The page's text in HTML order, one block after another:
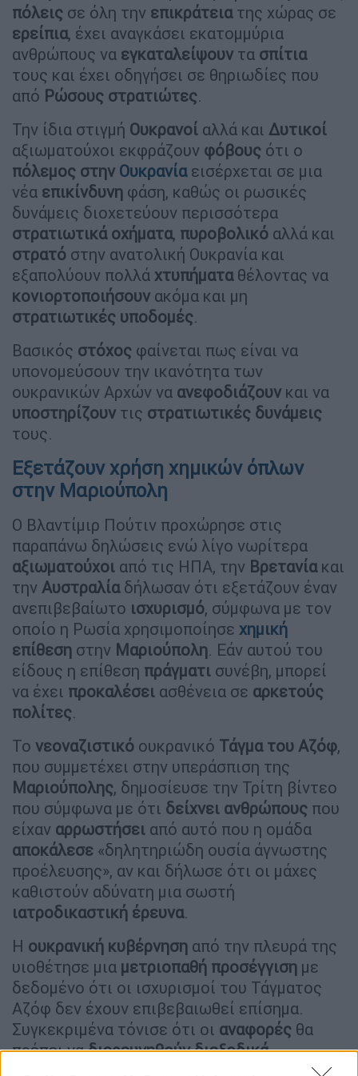
πόλεις σε όλη την επικράτειατης χώρας σε
ερείπια, έχει αναγκάσει εκατομμύρια
ανθρώπους να εγκαταλείψουν τα σπίτια
τους και έχει οδηγήσει σε θηριωδίες που
από Ρώσους στρατιώτες.
Την ίδια στιγμή Ουκρανοί αλλά και Δυτικοί
αξιωματούχοι εκφράζουν φόβους ότι ο
πόλεμος στην Ουκρανία εισέρχεται σε μια
νέα επικίνδυνη φάση, καθώς οι ρωσικές
δυνάμεις διοχετεύουν περισσότερα
στρατιωτικά οχήματα, πυροβολικό αλλά και
στρατό στην ανατολική Ουκρανία και
εξαπολύουν πολλά χτυπήματαθέλοντας να
κονιορτοποιήσουν ακόμα και μη
στρατιωτικές υποδομές.
Βασικός στόχος φαίνεται πως είναι να
υπονομεύσουν την ικανότητα των
ουκρανικών Αρχών να ανεφοδιάζουν και να
υποστηρίζουν τις στρατιωτικές δυνάμεις
τους.
Εξετάζουν χρήση χημικών όπλων
στην Μαριούπολη
Ο Βλαντίμιρ Πούτιν προχώρησε στις
παραπάνω δηλώσεις ενώ λίγο νωρίτερα
αξιωματούχοι από τις ΗΠΑ, την Βρετανίακαι
την Αυστραλίαδήλωσαν ότι εξετάζουν έναν
ανεπιβεβαίωτο ισχυρισμό, σύμφωνα με τον
οποίο η Ρωσία χρησιμοποίησε χημική
επίθεση στην Μαριούπολη. Εάν αυτού του
είδους η επίθεση πράγματι συνέβη, μπορεί
να έχει προκαλέσει ασθένεια σε αρκετούς
πολίτες.
Το νεοναζιστικό ουκρανικό Τάγμα του Αζόφ,
που συμμετέχει στην υπεράσπιση της
Μαριούπολης, δημοσίευσε την Τρίτη βίντεο
που σύμφωνα με ότι δείχνει ανθρώπους που
είχαν αρρωστήσει από αυτό που η ομάδα
αποκάλεσε «δηλητηριώδη ουσία άγνωστης
προέλευσης», αν και δήλωσε ότι οι μάχες
καθιστούν αδύνατη μια σωστή
ιατροδικαστική έρευνα.
Η ουκρανική κυβέρνηση από την πλευρά της
υιοθέτησε μια μετριοπαθή προσέγγιση με
δεδομένο ότι οι ισχυρισμοί του Τάγματος
Αζόφ δεν έχουν επιβεβαιωθεί επίσημα.
Συγκεκριμένα τόνισε ότι οι αναφορές θα
πρέπει ναδιερευνηθούν διεξοδικά.